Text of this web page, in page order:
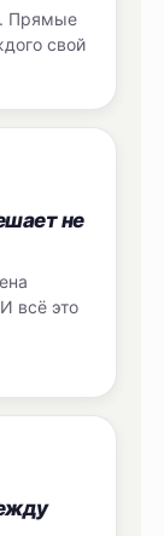
Прямые
свой
не
всё это